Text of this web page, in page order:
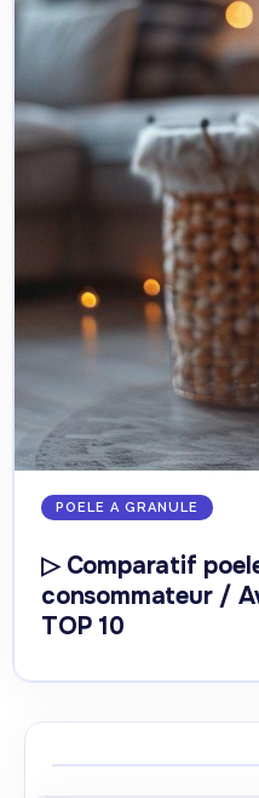
POELE A GRANULE
▷ Comparatif
consommateur /
TOP 10